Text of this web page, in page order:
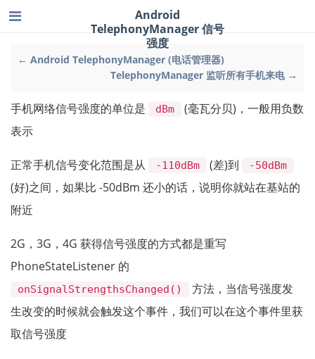
← Android TelephonyManager (电话管理器)
TelephonyManager 监听所有手机来电 →
Android
TelephonyManager 信号
强度
手机网络信号强度的单位是 dBm
(毫瓦分贝)，一般用负数
表示
正常手机信号变化范围是从 -110dBm (差)到 -50dBm
(好)之间，如果比 -50dBm 还小的话，说明你就站在基站的
附近
2G，3G，4G 获得信号强度的方式都是重写
PhoneStateListener 的
onSignalStrengthsChanged()
方法，当信号强度发
生改变的时候就会触发这个事件，我们可以在这个事件里获
取信号强度